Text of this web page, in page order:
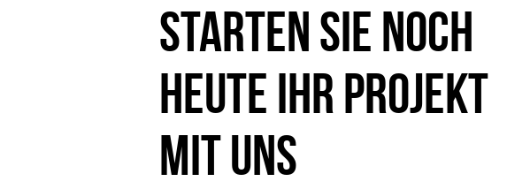
Starten Sie noch
heute Ihr Projekt
mit uns